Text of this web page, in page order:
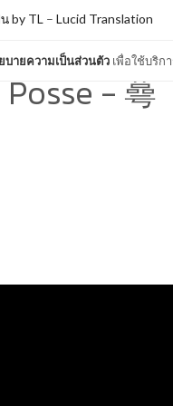
บายความเป็นส่วนตัว เพื่อใช้บริก
by TL – Lucid Translation
- 蕚